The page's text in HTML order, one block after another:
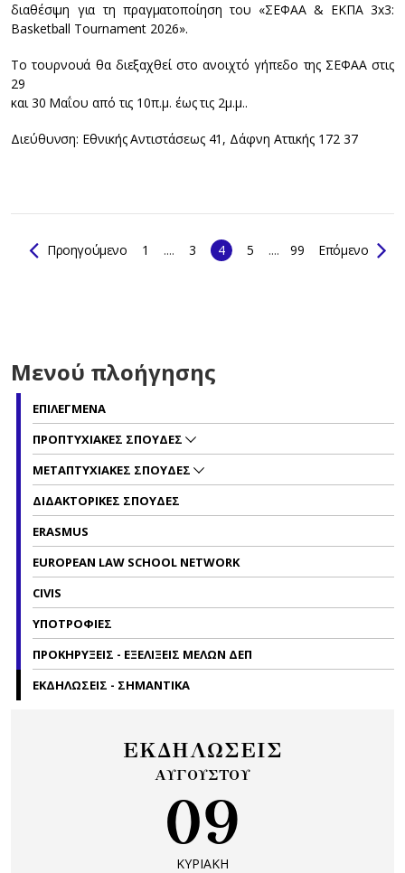
διαθέσιμη για τη πραγματοποίηση του «ΣΕΦΑΑ & ΕΚΠΑ 3x3:
Basketball Tournament 2026».
Το τουρνουά θα διεξαχθεί στο ανοιχτό γήπεδο της ΣΕΦΑΑ στις
29
και 30 Μαΐου από τις 10π.μ. έως τις 2μ.μ..
Διεύθυνση: Εθνικής Αντιστάσεως 41, Δάφνη Αττικής 172 37
Προηγούμενο 1 .... 3 4 5 .... 99 Επόμενο
Μενού πλοήγησης
ΕΠΙΛΕΓΜΕΝΑ
ΠΡΟΠΤΥΧΙΑΚΕΣ ΣΠΟΥΔΕΣ
ΜΕΤΑΠΤΥΧΙΑΚΕΣ ΣΠΟΥΔΕΣ
ΔΙΔΑΚΤΟΡΙΚΕΣ ΣΠΟΥΔΕΣ
ERASMUS
EUROPEAN LAW SCHOOL NETWORK
CIVIS
ΥΠΟΤΡΟΦΙΕΣ
ΠΡΟΚΗΡΥΞΕΙΣ - ΕΞΕΛΙΞΕΙΣ ΜΕΛΩΝ ΔΕΠ
ΕΚΔΗΛΩΣΕΙΣ - ΣΗΜΑΝΤΙΚΑ
ΕΚΔΗΛΩΣΕΙΣ
ΑΥΓΟΥΣΤΟΥ
09
ΚΥΡΙΑΚΗ